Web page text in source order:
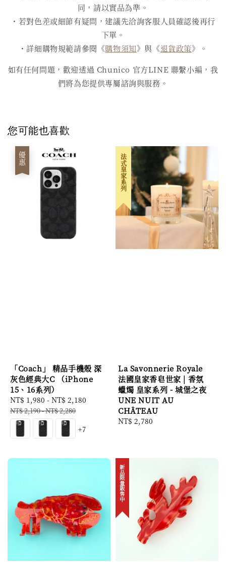
同，請以實品為準。
・若對色差或細節有疑問，建議先洽詢客服人員確認後再行
下單。
・詳細購物規範請參閱《購物須知》與《退貨政策》。
如有任何問題，歡迎透過 Chunico 官方LINE 聯繫小編，我
們將為您提供專屬諮詢與服務。
您可能也喜歡
優惠
「Coach」 精品手機殼 深
灰色經典大C （iPhone
15、16系列）
Sale
price
NT$ 1,980 - NT$ 2,180
NT$ 2,190-NT$ 2,280
+7
法式皇家系列
La Savonnerie Royale
法國皇家香皂世家 | 香氛
蠟燭 皇家系列 - 城堡之夜
UNE NUIT AU
CHÂTEAU
Regular
NT$ 2,780
新品限量販售中